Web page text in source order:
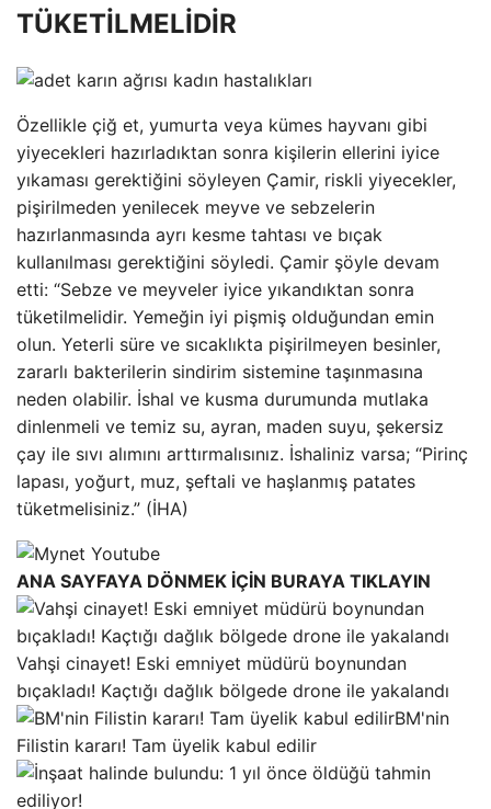
TÜKETİLMELİDİR
Özellikle çiğ et, yumurta veya kümes hayvanı gibi
yiyecekleri hazırladıktan sonra kişilerin ellerini iyice
yıkaması gerektiğini söyleyen Çamir, riskli yiyecekler,
pişirilmeden yenilecek meyve ve sebzelerin
hazırlanmasında ayrı kesme tahtası ve bıçak
kullanılması gerektiğini söyledi. Çamir şöyle devam
etti: “Sebze ve meyveler iyice yıkandıktan sonra
tüketilmelidir. Yemeğin iyi pişmiş olduğundan emin
olun. Yeterli süre ve sıcaklıkta pişirilmeyen besinler,
zararlı bakterilerin sindirim sistemine taşınmasına
neden olabilir. İshal ve kusma durumunda mutlaka
dinlenmeli ve temiz su, ayran, maden suyu, şekersiz
çay ile sıvı alımını arttırmalısınız. İshaliniz varsa; “Pirinç
lapası, yoğurt, muz, şeftali ve haşlanmış patates
tüketmelisiniz.” (İHA)
ANA SAYFAYA DÖNMEK İÇİN BURAYA TIKLAYIN
Vahşi cinayet! Eski emniyet müdürü boynundan
bıçakladı! Kaçtığı dağlık bölgede drone ile yakalandı
BM'nin
Filistin kararı! Tam üyelik kabul edilir